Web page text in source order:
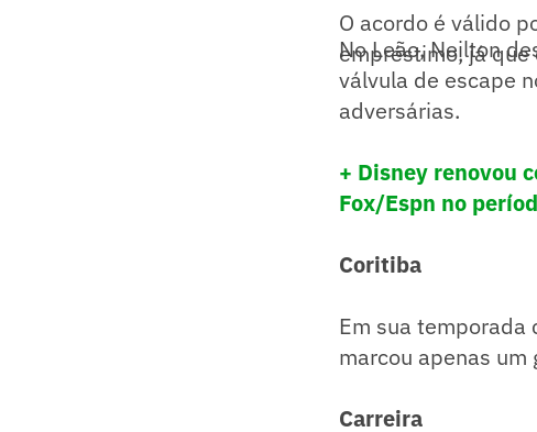
O acordo é válido
empréstimo, já
No Leão, Neilton
válvula de escape
adversárias.
+ Disney renovou
Fox/Espn no
Coritiba
Em sua
marcou apenas um
Carreira